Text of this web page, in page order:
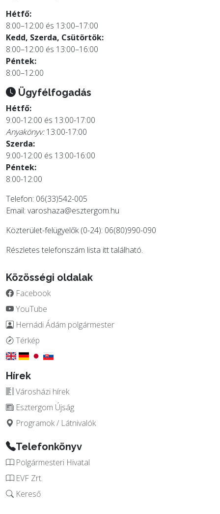
Hétfő:
8:00–12:00 és 13:00–17:00
Kedd, Szerda, Csütörtök:
8:00–12:00 és 13:00–16:00
Péntek:
8:00–12:00
Ügyfélfogadás
Hétfő:
9:00-12:00 és 13:00-17:00
Anyakönyv:13:00-17:00
Szerda:
9:00-12:00 és 13:00-16:00
Péntek:
8:00-12:00
Telefon: 06(33)542-005
Email: varoshaza@esztergom.hu
Közterület-felügyelők (0-24): 06(80)990-090
Részletes telefonszám lista itttalálható.
Közösségi oldalak
Facebook
YouTube
Hernádi Ádám polgármester
Térkép
Hírek
Városházi hírek
Esztergom Újság
Programok / Látnivalók
Telefonkönyv
Polgármesteri Hivatal
EVF Zrt.
Kereső